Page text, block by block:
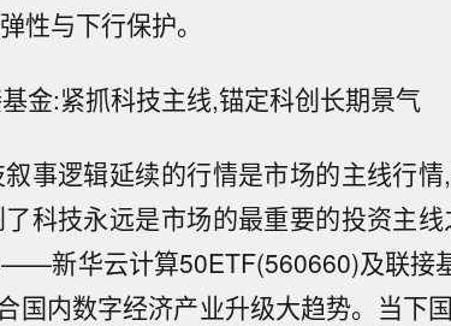
性与下行保护。
金:紧抓科技主线,锚定科创长期景气
事逻辑延续的行情是市场的主线行
科技永远是市场的最重要的投资主
新华云计算50ETF(560660)及联接
国内数字经济产业升级大趋势。当下